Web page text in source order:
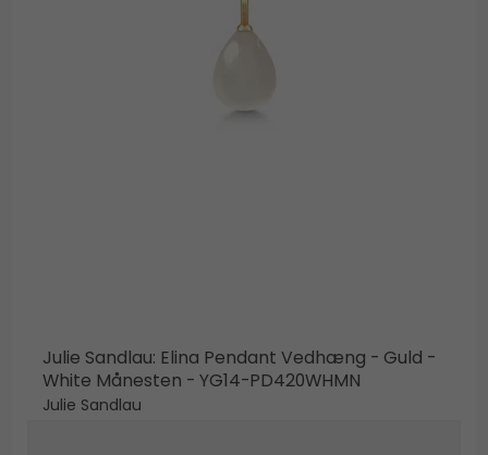
Julie Sandlau: Elina Pendant Vedhæng - Guld -
White Månesten - YG14-PD420WHMN
Julie Sandlau